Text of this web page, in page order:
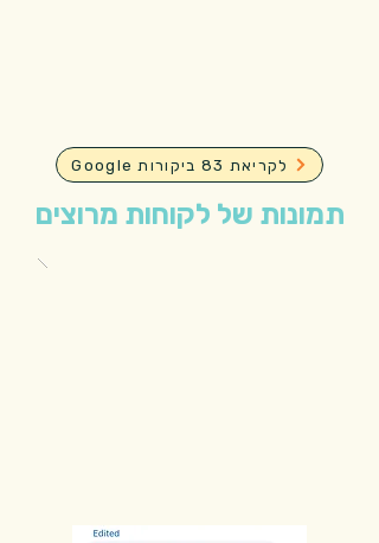
Google לקריאת 83 ביקורות
תמונות של לקוחות מרוצים